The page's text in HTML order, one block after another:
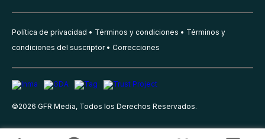
Política de privacidad Términos y condiciones
Términos y
condiciones del suscriptor
Correcciones
©2026 GFR Media, Todos los Derechos Reservados.